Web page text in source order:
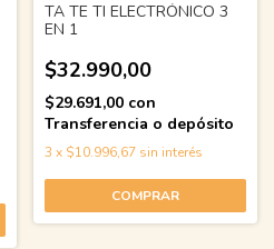
TA TE TI ELECTRÓNICO 3
EN 1
$32.990,00
$29.691,00 con
Transferencia o depósito
3 x $10.996,67 sin interés